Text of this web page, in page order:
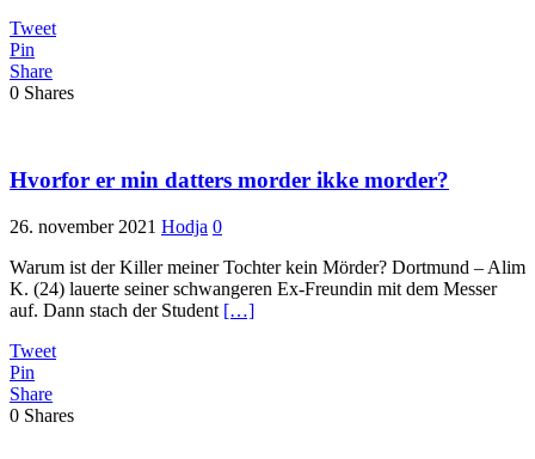
Tweet
Pin
Share
0 Shares
Hvorfor er min datters morder ikke morder?
26. november 2021 Hodja 0
Warum ist der Killer meiner Tochter kein Mörder? Dortmund – Alim
K. (24) lauerte seiner schwangeren Ex-Freundin mit dem Messer
auf. Dann stach der Student […]
Tweet
Pin
Share
0 Shares